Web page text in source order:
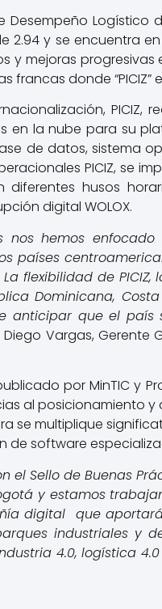
Logístico
2.94 y se encuentra
y mejoras
francas donde “PICIZ”
PICIZ,
en la nube para su
de datos, sistema
PICIZ, se
husos
digital WOLOX.
nos hemos
países
flexibilidad de
Dominicana,
anticipar que el
Vargas, Gerente
por MinTIC y
al posicionamiento
se multiplique
de software
el Sello de Buenas
y estamos
digital que
industriales y
4.0, logística